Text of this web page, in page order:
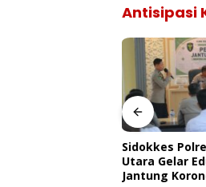
Antisipasi
Polda Sultra
Kilogram
Selamatkan